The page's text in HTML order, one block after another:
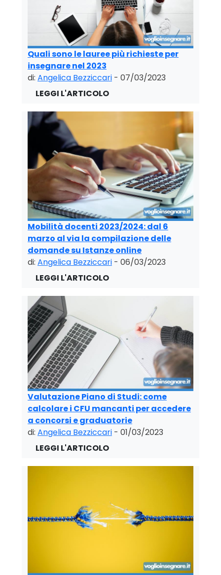
Quali sono le lauree più richieste per
insegnare nel 2023
di: Angelica Bezziccari - 07/03/2023
Mobilità docenti 2023/2024: dal 6
marzo al via la compilazione delle
domande su Istanze online
di: Angelica Bezziccari - 06/03/2023
Valutazione Piano di Studi: come
calcolare i CFU mancanti per accedere
a concorsi e graduatorie
di: Angelica Bezziccari - 01/03/2023